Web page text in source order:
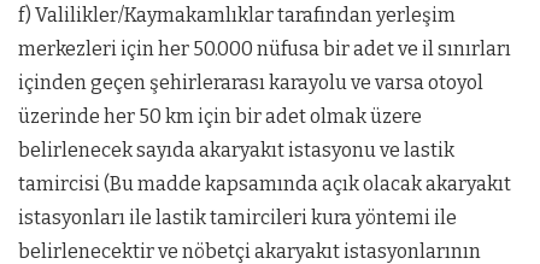
f) Valilikler/Kaymakamlıklar tarafından yerleşim
merkezleri için her 50.000 nüfusa bir adet ve il sınırları
içinden geçen şehirlerarası karayolu ve varsa otoyol
üzerinde her 50 km için bir adet olmak üzere
belirlenecek sayıda akaryakıt istasyonu ve lastik
tamircisi (Bu madde kapsamında açık olacak akaryakıt
istasyonları ile lastik tamircileri kura yöntemi ile
belirlenecektir ve nöbetçi akaryakıt istasyonlarının